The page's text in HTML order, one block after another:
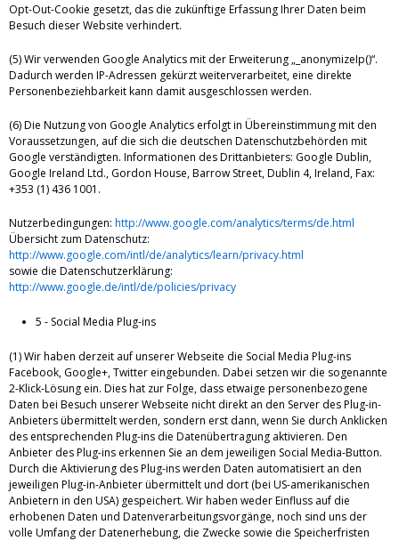
Opt-Out-Cookie gesetzt, das die zukünftige Erfassung Ihrer Daten beim
Besuch dieser Website verhindert.
(5) Wir verwenden Google Analytics mit der Erweiterung „_anonymizeIp()“.
Dadurch werden IP-Adressen gekürzt weiterverarbeitet, eine direkte
Personenbeziehbarkeit kann damit ausgeschlossen werden.
(6) Die Nutzung von Google Analytics erfolgt in Übereinstimmung mit den
Voraussetzungen, auf die sich die deutschen Datenschutzbehörden mit
Google verständigten. Informationen des Drittanbieters: Google Dublin,
Google Ireland Ltd., Gordon House, Barrow Street, Dublin 4, Ireland, Fax:
+353 (1) 436 1001.
Nutzerbedingungen: http://www.google.com/analytics/terms/de.html
Übersicht zum Datenschutz:
http://www.google.com/intl/de/analytics/learn/privacy.html
sowie die Datenschutzerklärung:
http://www.google.de/intl/de/policies/privacy
5 - Social Media Plug-ins
(1) Wir haben derzeit auf unserer Webseite die Social Media Plug-ins
Facebook, Google+, Twitter eingebunden. Dabei setzen wir die sogenannte
2-Klick-Lösung ein. Dies hat zur Folge, dass etwaige personenbezogene
Daten bei Besuch unserer Webseite nicht direkt an den Server des Plug-in-
Anbieters übermittelt werden, sondern erst dann, wenn Sie durch Anklicken
des entsprechenden Plug-ins die Datenübertragung aktivieren. Den
Anbieter des Plug-ins erkennen Sie an dem jeweiligen Social Media-Button.
Durch die Aktivierung des Plug-ins werden Daten automatisiert an den
jeweiligen Plug-in-Anbieter übermittelt und dort (bei US-amerikanischen
Anbietern in den USA) gespeichert. Wir haben weder Einfluss auf die
erhobenen Daten und Datenverarbeitungsvorgänge, noch sind uns der
volle Umfang der Datenerhebung, die Zwecke sowie die Speicherfristen